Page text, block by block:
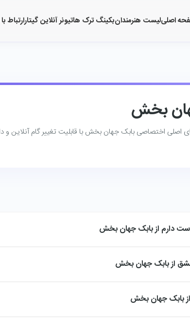
اصلیلیست هنرمندانبکینگ ترک هاتیونر آنلاین گیتارارتباط
بخش
اصلی اختصاصی بابک جهان بخش با قابلیت تغییر گام آنلاین و
دارم از بابک جهان بخش
از بابک جهان بخش
از بابک جهان بخش